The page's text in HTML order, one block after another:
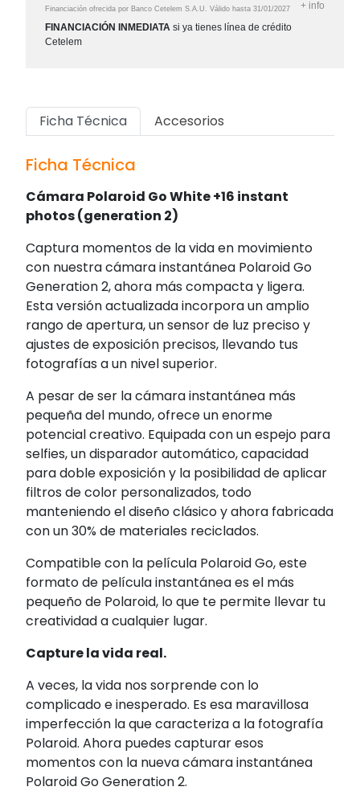
Financiación ofrecida por Banco Cetelem S.A.U. Válido hasta 31/01/2027 + info
FINANCIACIÓN INMEDIATA si ya tienes línea de crédito
Cetelem
Ficha Técnica Accesorios
Ficha Técnica
Cámara Polaroid Go White +16 instant
photos (generation 2)
Captura momentos de la vida en movimiento
con nuestra cámara instantánea Polaroid Go
Generation 2, ahora más compacta y ligera.
Esta versión actualizada incorpora un amplio
rango de apertura, un sensor de luz preciso y
ajustes de exposición precisos, llevando tus
fotografías a un nivel superior.
A pesar de ser la cámara instantánea más
pequeña del mundo, ofrece un enorme
potencial creativo. Equipada con un espejo para
selfies, un disparador automático, capacidad
para doble exposición y la posibilidad de aplicar
filtros de color personalizados, todo
manteniendo el diseño clásico y ahora fabricada
con un 30% de materiales reciclados.
Compatible con la película Polaroid Go, este
formato de película instantánea es el más
pequeño de Polaroid, lo que te permite llevar tu
creatividad a cualquier lugar.
Capture la vida real.
A veces, la vida nos sorprende con lo
complicado e inesperado. Es esa maravillosa
imperfección la que caracteriza a la fotografía
Polaroid. Ahora puedes capturar esos
momentos con la nueva cámara instantánea
Polaroid Go Generation 2.